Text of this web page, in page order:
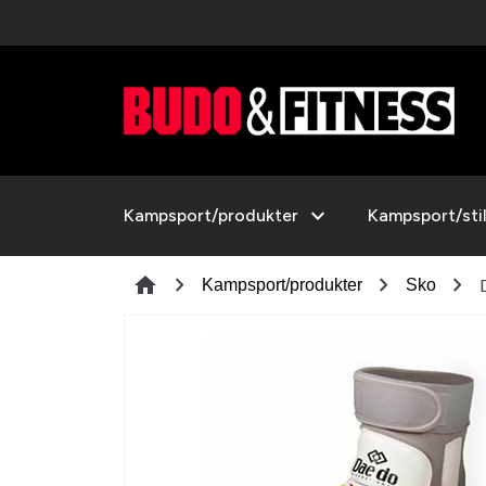
Kampsport/produkter expand_more Kampsport/stil
home chevron_right Kampsport/produkter chevron_right Sko chevron_right